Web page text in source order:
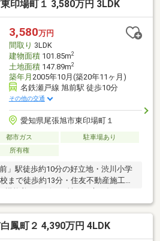
きます♪・柵があり外からの視線も気
・各部屋に収納完備！荷物をすっき
いいただけます。・小屋裏収納有
等の収納として便利。・リビング横
屋として便利。
印場町１ 3,580万円 3LDK
3,580万円
間取り 3LDK
建物面積101.85m2
土地面積147.89m2
築年月 2005年10月(築20年11ヶ月)
名鉄瀬戸線 旭前駅 徒歩10分
その他の交通
愛知県尾張旭市東印場町１
都市ガス
駐車場あり
所有権
」駅徒歩約10分の好立地・渋川小学
まで徒歩約13分・住友不動産施工・
ッチン・陽光あふれる開放的なリビ
憩いの空間・静かで落ち着いた街並
た景観・周辺には落ち着いた住宅が
鳳町２ 4,390万円 4LDK